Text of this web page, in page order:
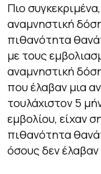
Πιο
αναμνηστική
πιθανότητα
με τους
αναμνηστική
που έλαβαν μια
τουλάχιστον 5
εμβολίου, είχαν
πιθανότητα
όσους δεν